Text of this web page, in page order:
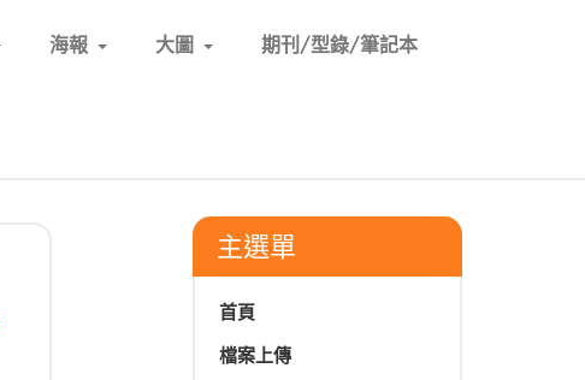
海報 大圖 期刊/型錄/筆記本
主選單
首頁
檔案上傳